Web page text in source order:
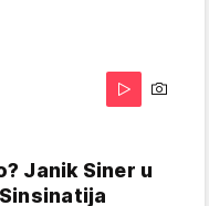
Janik Siner u